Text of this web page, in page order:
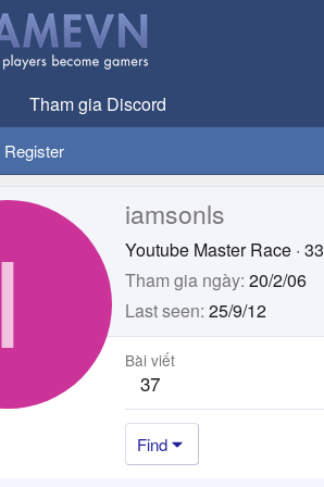
Tham gia Discord
Register
I
iamsonls
Youtube Master Race · 33
Tham gia ngày 20/2/06
Last seen 25/9/12
Bài viết
37
Find